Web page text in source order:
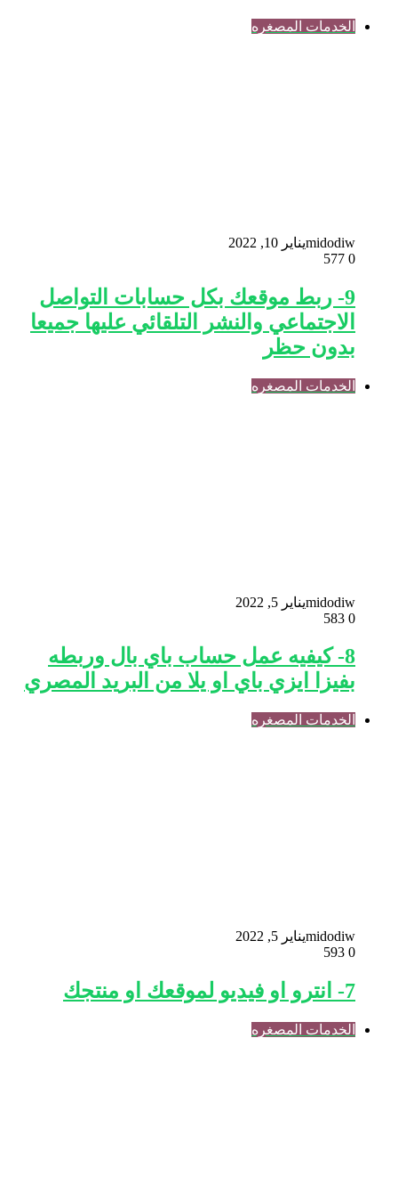
الخدمات المصغره
midodiwيناير 10, 2022
0
9- ربط موقعك بكل حسابات التواصل
الاجتماعي والنشر التلقائي عليها جميعا
بدون حظر
الخدمات المصغره
midodiwيناير 5, 2022
0
8- كيفيه عمل حساب باي بال وربطه
بفيزا ايزي باي او يلا من البريد المصري
الخدمات المصغره
midodiwيناير 5, 2022
0
7- انترو او فيديو لموقعك او منتجك
الخدمات المصغره